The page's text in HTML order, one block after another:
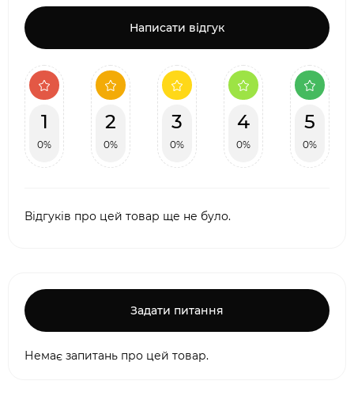
Написати відгук
1
0%
2
0%
3
0%
4
0%
5
0%
Відгуків про цей товар ще не було.
Задати питання
Немає запитань про цей товар.